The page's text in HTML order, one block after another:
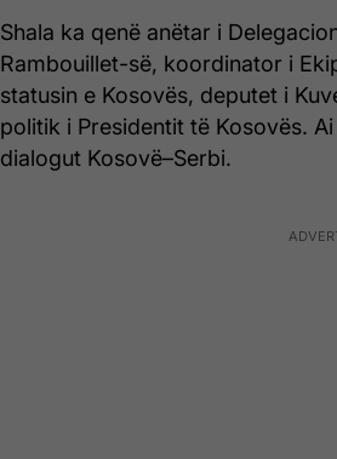
Shala ka qenë anëtar i
Rambouillet-së, koordinator i
statusin e Kosovës, deputet i
politik i Presidentit të Kosovës.
dialogut Kosovë–Serbi.